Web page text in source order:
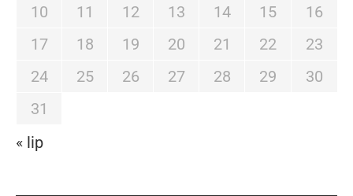
10
11 12 13 14 15
16
17
18 19 20 21 22
23
24
25 26 27 28 29
30
31
« lip